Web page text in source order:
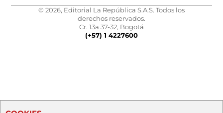
© 2026, Editorial La República S.A.S. Todos los
derechos reservados.
Cr. 13a 37-32, Bogotá
(+57) 1 4227600